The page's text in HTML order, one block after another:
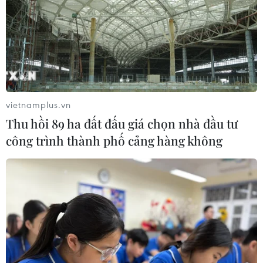
Thành phố Hồ Chí Minh vào Top 100
hệ sinh thái khởi nghiệp toàn cầu
19/05/2026 14:00
CƠ QUAN CHỦ QUẢN: THÔNG TẤN XÃ VIỆT NAM
Tổng Biên tập: TRẦN TIẾN DUẨN
Phó Tổng Biên tập: NGUYỄN THỊ TÁM, KHÚC THANH
THỦY
vietnamplus.vn
Thu hồi 89 ha đất đấu giá chọn nhà đầu tư
công trình thành phố cảng hàng không